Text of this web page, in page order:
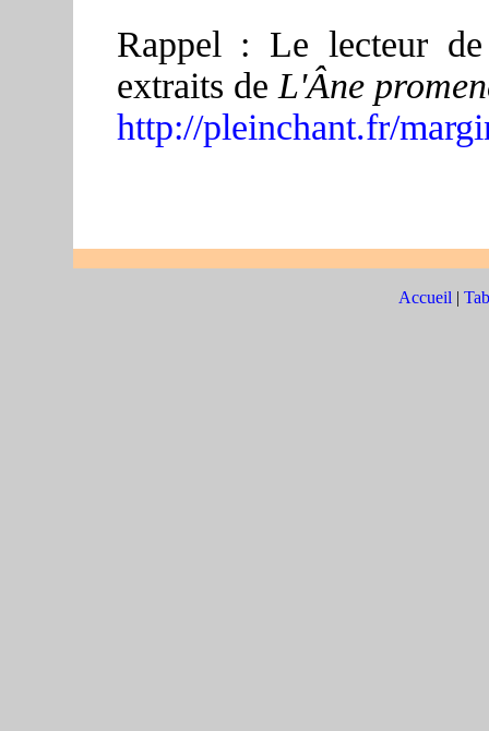
Rappel : Le lecteur
extraits de L'Âne
http://pleinchant.fr/
Accueil |